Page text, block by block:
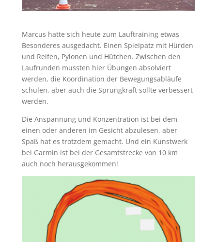
Marcus hatte sich heute zum Lauftraining etwas
Besonderes ausgedacht. Einen Spielpatz mit Hürden
und Reifen, Pylonen und Hütchen. Zwischen den
Laufrunden mussten hier Übungen absolviert
werden, die Koordination der Bewegungsabläufe
schulen, aber auch die Sprungkraft sollte verbessert
werden.
Die Anspannung und Konzentration ist bei dem
einen oder anderen im Gesicht abzulesen, aber
Spaß hat es trotzdem gemacht. Und ein Kunstwerk
bei Garmin ist bei der Gesamtstrecke von 10 km
auch noch herausgekommen!